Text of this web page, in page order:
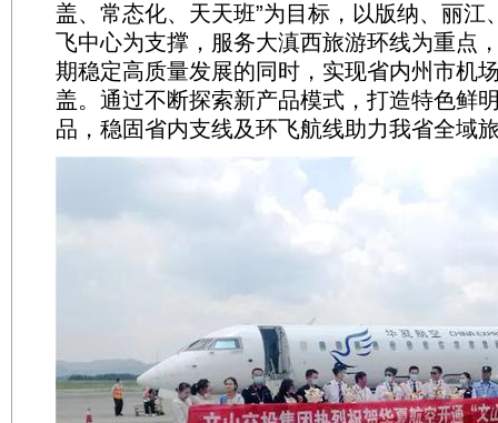
盖、常态化、天天班”为目标，以版纳、丽江
飞中心为支撑，服务大滇西旅游环线为重点
期稳定高质量发展的同时，实现省内州市机
盖。通过不断探索新产品模式，打造特色鲜
品，稳固省内支线及环飞航线助力我省全域